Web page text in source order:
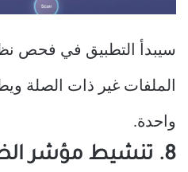
الملفات غير ذات الصلة
واحدة.
8. تنشيط مؤشر الضوء الموضعي